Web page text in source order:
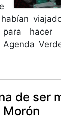
para
de ser
Morón